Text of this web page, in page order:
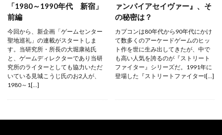
「1980～1990年代 新宿」
前編
今回から、新企画「ゲームセンター
聖地巡礼」の連載がスタートしま
す。当研究所・所長の大堀康祐氏
と、ゲームディレクターであり当研
究所のライターとしても協力いただ
いている見城こうじ氏のお2人が、
1980～1[…]
ァンパイアセイヴァー』、そ
の秘密は？
カプコンは80年代から90年代にかけ
て数多くのアーケードゲームのヒッ
ト作を世に生み出してきたが、中で
も高い人気を誇るのが『ストリート
ファイター』シリーズだ。1991年に
登場した『ストリートファイターI[…]